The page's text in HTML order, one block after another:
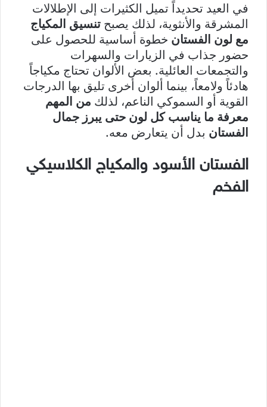
في العيد تحديداً تميل الكثيرات إلى الإطلالات
المشرقة والأنثوية، لذلك يصبح تنسيق المكياج
مع لون الفستان خطوة أساسية للحصول على
حضور جذاب في الزيارات والسهرات
والتجمعات العائلية. بعض الألوان تحتاج مكياجاً
هادئاً ولامعاً، بينما ألوان أخرى تليق بها الدرجات
القوية أو السموكي الناعم، لذلك من المهم
معرفة ما يناسب كل لون حتى يبرز جمال
الفستان بدل أن يتعارض معه.
الفستان الأسود والمكياج الكلاسيكي
الفخم